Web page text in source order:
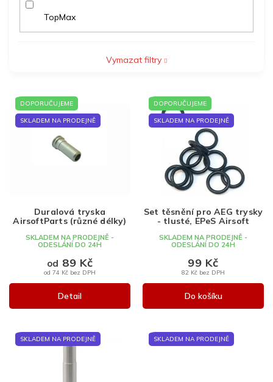
TopMax
Vymazat filtry
V
p
u
DOPORUČUJEME
SKLADEM NA PRODEJNĚ
Duralová tryska
AirsoftParts (různé délky)
SKLADEM NA PRODEJNĚ -
ODESLÁNÍ DO 24H
od 74 Kč bez DPH
od 89 Kč
Detail
DOPORUČUJEME
SKLADEM NA PRODEJNĚ
Set těsnění pro AEG trysky
- tlusté, EPeS Airsoft
SKLADEM NA PRODEJNĚ -
ODESLÁNÍ DO 24H
82 Kč bez DPH
99 Kč
Do košíku
SKLADEM NA PRODEJNĚ SKLADEM NA PRODEJNĚ